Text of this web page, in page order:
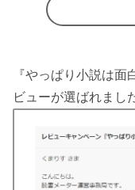
『やっぱり小説は
ビューが選ばれまし